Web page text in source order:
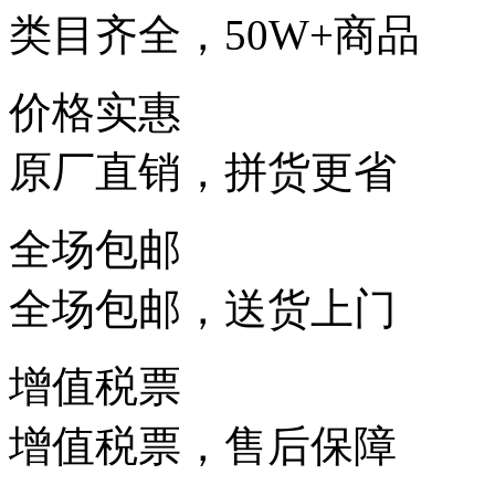
类目齐全，50W+商品
价格实惠
原厂直销，拼货更省
全场包邮
全场包邮，送货上门
增值税票
增值税票，售后保障